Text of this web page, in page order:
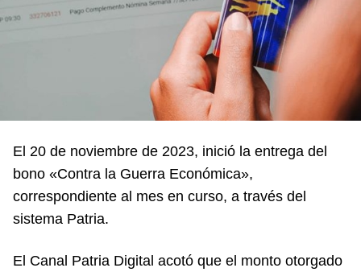
El 20 de noviembre de 2023, inició la entrega del
bono «Contra la Guerra Económica»,
correspondiente al mes en curso, a través del
sistema Patria.
El Canal Patria Digital acotó que el monto otorgado